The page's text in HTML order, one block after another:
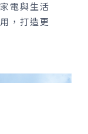
電與生活
，打造更